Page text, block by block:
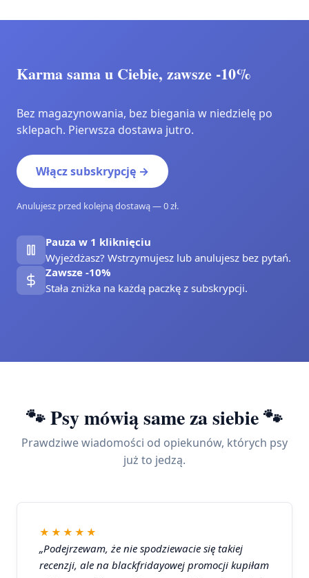
Karma sama u Ciebie, zawsze -10%
Bez magazynowania, bez biegania w niedzielę po
sklepach. Pierwsza dostawa jutro.
Włącz subskrypcję →
Anulujesz przed kolejną dostawą — 0 zł.
Pauza w 1 kliknięciu
Wyjeżdżasz? Wstrzymujesz lub anulujesz bez pytań.
Zawsze -10%
Stała zniżka na każdą paczkę z subskrypcji.
🐾 Psy mówią same za siebie 🐾
Prawdziwe wiadomości od opiekunów, których psy
już to jedzą.
★★★★★
„Podejrzewam, że nie spodziewacie się takiej
recenzji, ale na blackfridayowej promocji kupiłam